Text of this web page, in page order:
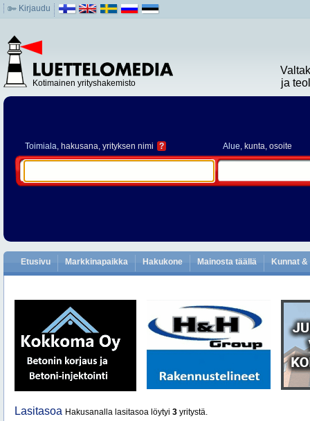
Kirjaudu
Kotimainen yrityshakemisto
ja
Toimiala, hakusana, yrityksen nimi ? Alue, kunta, osoite
Etusivu Markkinapaikka Hakukone Mainosta täällä Kunnat
Lasitasoa Hakusanalla lasitasoa löytyi 3 yritystä.